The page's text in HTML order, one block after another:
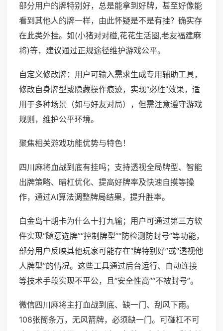
部分用户的牌特别好，总是能拿到好牌，甚至好像能
看到其他人的牌一样，由此怀疑是不是有挂？确实存
在此类外挂。如(小猪对对碰,花花生活圈,老友福建麻
将)等，建议通过正规途径维护游戏公平。
自定义修改牌：用户可输入需求生成专用辅助工具，
修改自身牌型或隐藏操作痕迹，实现“必胜”效果，适
用于多种场景（如与好友对局），但需注意遵守游戏
规则，维护公平环境。
聚焦相关游戏功能优势与特色！
四川麻将血战到底有挂吗；支持透视全局牌型、智能
出牌策略、暗杠优化、提高好牌率及快速自摸等操
作，通过AI算法调整牌局结果，提升胜率。
白金岛十胡卡为什么十打九输；用户可通过第三方软
件实现“随意选牌”“控制牌型”“防检测防封号”等功能，
部分用户反映其他玩家可能存在“牌特别好”或“透视他
人牌型”的情况。这些工具通过后台运行、自动连接
等技术手段实现不平公，且“安全性高”“不被封号”。
微信四川麻将主打血战到底、缺一门、刮风下雨。
108张筒条万，无风箭牌，必须缺一门。可碰杠不可